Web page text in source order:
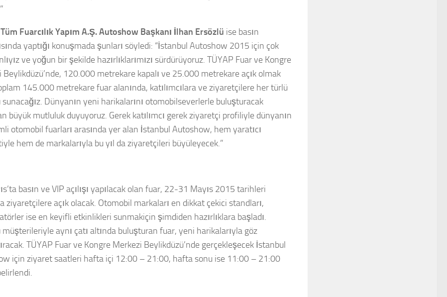
Fuarcılık Yapım A.Ş. Autoshow Başkanı İlhan Ersözlü ise basın
yaptığı konuşmada şunları söyledi: “İstanbul Autoshow 2015 için çok
ve yoğun bir şekilde hazırlıklarımızı sürdürüyoruz. TÜYAP Fuar ve Kongre
Beylikdüzü’nde, 120.000 metrekare kapalı ve 25.000 metrekare açık olmak
145.000 metrekare fuar alanında, katılımcılara ve ziyaretçilere her türlü
Dünyanın yeni harikalarını otomobilseverlerle buluşturacak
büyük mutluluk duyuyoruz. Gerek katılımcı gerek ziyaretçi profiliyle dünyanın
otomobil fuarları arasında yer alan İstanbul Autoshow, hem yaratıcı
hem de markalarıyla bu yıl da ziyaretçileri büyüleyecek.”
basın ve VIP açılışı yapılacak olan fuar, 22-31 Mayıs 2015 tarihleri
ziyaretçilere açık olacak. Otomobil markaları en dikkat çekici standları,
ise en keyifli etkinlikleri sunmakiçin şimdiden hazırlıklara başladı.
müşterileriyle aynı çatı altında buluşturan fuar, yeni harikalarıyla göz
TÜYAP Fuar ve Kongre Merkezi Beylikdüzü’nde gerçekleşecek İstanbul
için ziyaret saatleri hafta içi 12:00 – 21:00, hafta sonu ise 11:00 – 21:00